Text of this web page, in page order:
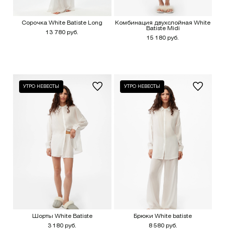
Сорочка White Batiste Long
13 780 руб.
Комбинация двухслойная White
Batiste Midi
15 180 руб.
УТРО НЕВЕСТЫ
Шорты White Batiste
3 180 руб.
УТРО НЕВЕСТЫ
Брюки White batiste
8 580 руб.